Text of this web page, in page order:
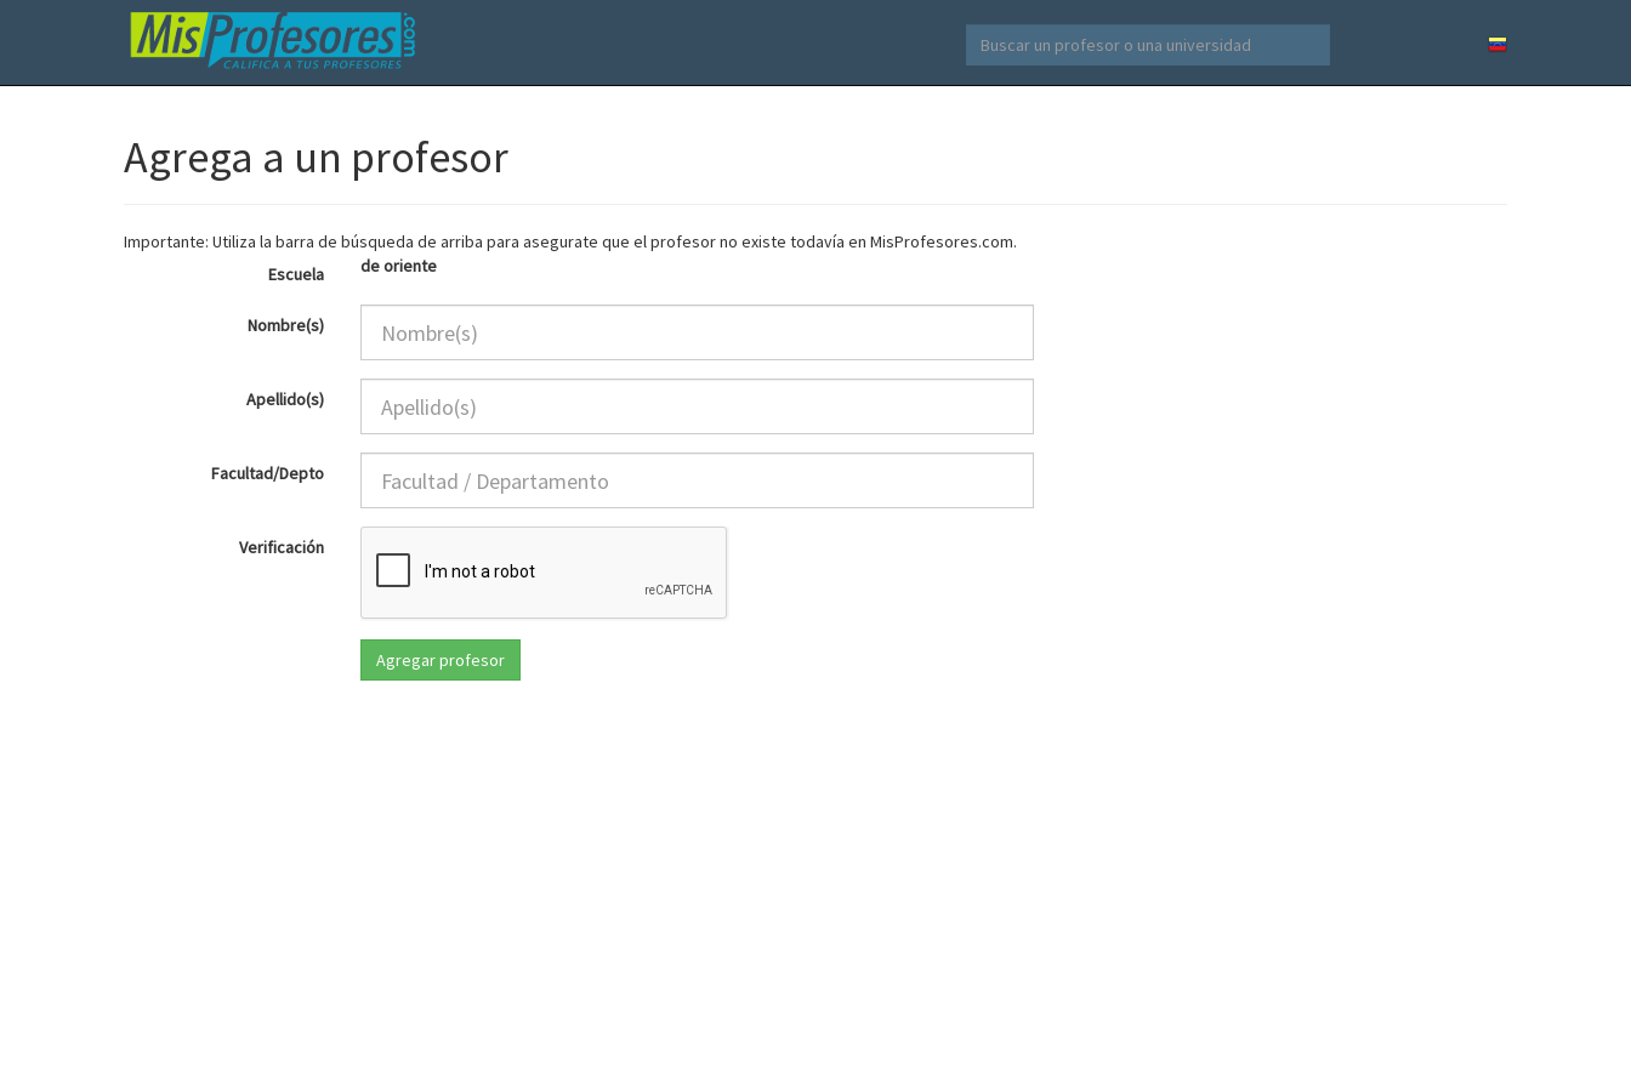
Agrega a un profesor
Importante: Utiliza la barra de búsqueda de arriba para asegurate que el profesor no existe todavía en MisProfesores.com.
Escuela
de oriente
Nombre(s)
Apellido(s)
Facultad/Depto
Verificación